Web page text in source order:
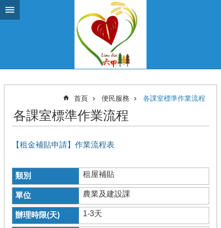
跳到主要內容區塊
首頁 便民服務 各課室標準作業流程
各課室標準作業流程
【租金補貼申請】作業流程表
租屋補貼
農業及建設課
1-3天